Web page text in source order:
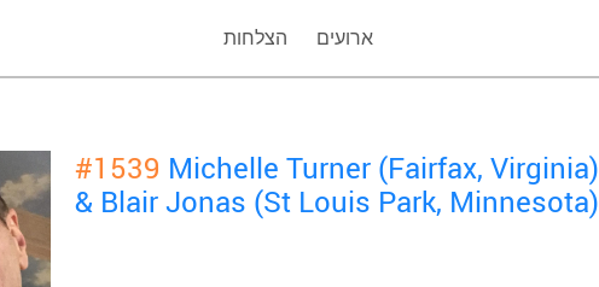
הצלחות ארועים
#1539 Michelle Turner (Fairfax, Virginia)
& Blair Jonas (St Louis Park, Minnesota)